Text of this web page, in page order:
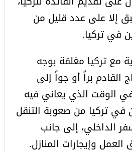
إلا على عدد قليل من
في تركيا.
مع تركيا مغلقة بوجه
القادم براً أو جواً إلى
الوقت الذي يعاني فيه
في تركيا من صعوبة التنقل
الداخلي، إلى جانب
وإيجارات المنازل.